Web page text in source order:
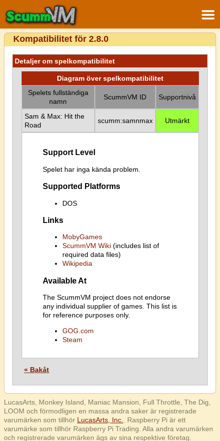
Kompatibilitet för 2.8.0
Detaljer om spelkompatibilitet
Diagram över spelkompatibilitet
Spelets fullständiga
namn
ScummVM ID Supportnivå
Sam & Max: Hit the
Road
scumm:samnmax Utmärkt
Support Level
Spelet har inga kända problem.
Supported Platforms
DOS
Links
MobyGames
ScummVM Wiki(includes list of
required data files)
Wikipedia
Available At
The ScummVM project does not endorse
any individual supplier of games. This list is
for reference purposes only.
GOG.com
Steam
« Bakåt
LucasArts, Monkey Island, Maniac Mansion, Full Throttle, The Dig,
LOOM och förmodligen en massa andra saker är registrerade
varumärken som tillhör LucasArts, Inc.
. Raspberry Pi är ett
varumärke som tillhör Raspberry Pi Trading. Alla andra varumärken
och registrerade varumärken ägs av sina respektive företag.